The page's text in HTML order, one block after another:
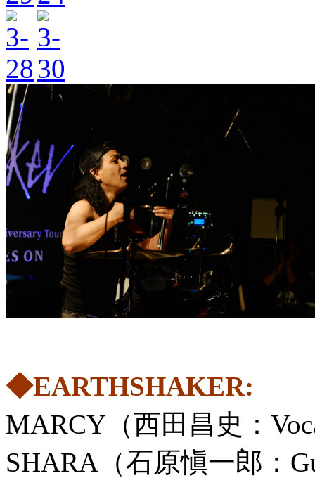
◆EARTHSHAKER:
MARCY（西田昌史：
SHARA（石原愼一郎：